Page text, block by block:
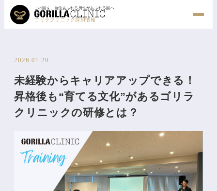
この国を、自信あふれる男性があふれる国へ
ゴリラクリニック採用情報
2026.01.20
未経験からキャリアアップできる！
昇格後も“育てる文化”があるゴリラ
クリニックの研修とは？